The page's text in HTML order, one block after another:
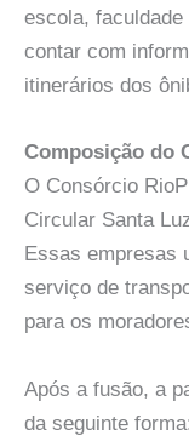
escola,
contar com
itinerários dos
Composição do
O Consórcio
Circular Santa
Essas empresas
serviço de
para os
Após a fusão, a
da seguinte forma: